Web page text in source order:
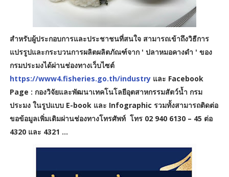
สำหรับผู้ประกอบการและประชาชนที่สนใจ สามารถเข้าถึงวิธีการ
แปรรูปและกระบวนการผลิตผลิตภัณฑ์จาก ' ปลาหมอคางดำ ' ของ
กรมประมงได้ผ่านช่องทางเว็บไซต์
https://www4.fisheries.go.th/industryและ Facebook
Page : กองวิจัยและพัฒนาเทคโนโลยีอุตสาหกรรมสัตว์น้ำ กรม
ประมง ในรูปแบบ E-book และ Infographic รวมทั้งสามารถติดต่อ
ขอข้อมูลเพิ่มเติมผ่านช่องทางโทรศัพท์ โทร 02 940 6130 – 45 ต่อ
4320 และ 4321 ...